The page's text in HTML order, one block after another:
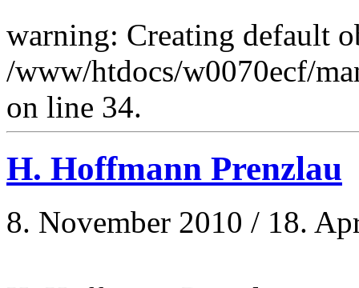
warning: Creating default
/www/htdocs/w0070ecf/
on line 34.
H. Hoffmann Prenzlau
8. November 2010 / 18.